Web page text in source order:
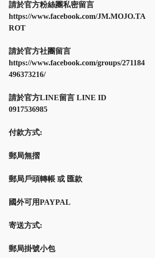
請於官方粉絲團私密留言
https://www.facebook.com/JM.MOJO.TA
ROT
請於官方社團留言
https://www.facebook.com/groups/271184
496373216/
請於官方LINE留言 LINE ID
0917536985
付款方式:
郵局無摺
郵局戶頭轉帳 或 匯款
國外可用PAYPAL
寄送方式:
郵局掛號小包